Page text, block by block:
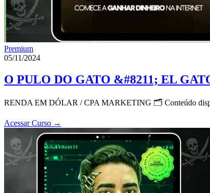
Premium
05/11/2024
O PULO DO GATO &#8211; EL
RENDA EM DÓLAR / CPA MARKETING 🗂 Conteúdo
Acessar Curso →